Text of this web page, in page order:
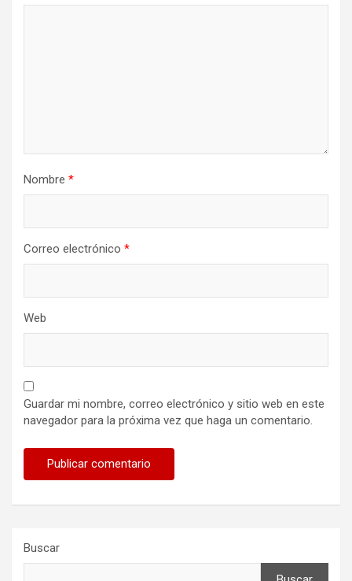
Nombre *
Correo electrónico *
Web
Guardar mi nombre, correo electrónico y sitio web en este
navegador para la próxima vez que haga un comentario.
Buscar